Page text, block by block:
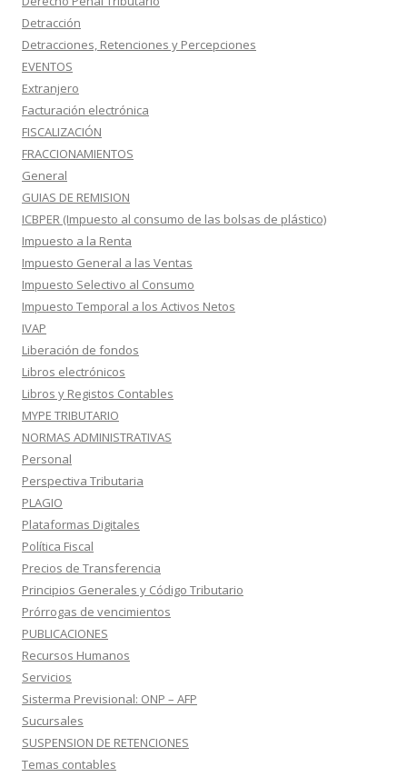
Detracción
Detracciones, Retenciones y Percepciones
EVENTOS
Extranjero
Facturación electrónica
FISCALIZACIÓN
FRACCIONAMIENTOS
General
GUIAS DE REMISION
ICBPER (Impuesto al consumo de las bolsas de plástico)
Impuesto a la Renta
Impuesto General a las Ventas
Impuesto Selectivo al Consumo
Impuesto Temporal a los Activos Netos
IVAP
Liberación de fondos
Libros electrónicos
Libros y Registos Contables
MYPE TRIBUTARIO
NORMAS ADMINISTRATIVAS
Personal
Perspectiva Tributaria
PLAGIO
Plataformas Digitales
Política Fiscal
Precios de Transferencia
Principios Generales y Código Tributario
Prórrogas de vencimientos
PUBLICACIONES
Recursos Humanos
Servicios
Sisterma Previsional: ONP – AFP
Sucursales
SUSPENSION DE RETENCIONES
Temas contables